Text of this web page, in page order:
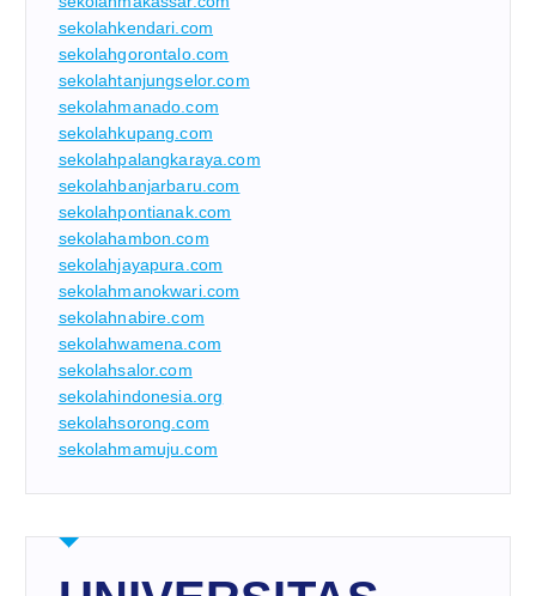
sekolahkendari.com
sekolahgorontalo.com
sekolahtanjungselor.com
sekolahmanado.com
sekolahkupang.com
sekolahpalangkaraya.com
sekolahbanjarbaru.com
sekolahpontianak.com
sekolahambon.com
sekolahjayapura.com
sekolahmanokwari.com
sekolahnabire.com
sekolahwamena.com
sekolahsalor.com
sekolahindonesia.org
sekolahsorong.com
sekolahmamuju.com